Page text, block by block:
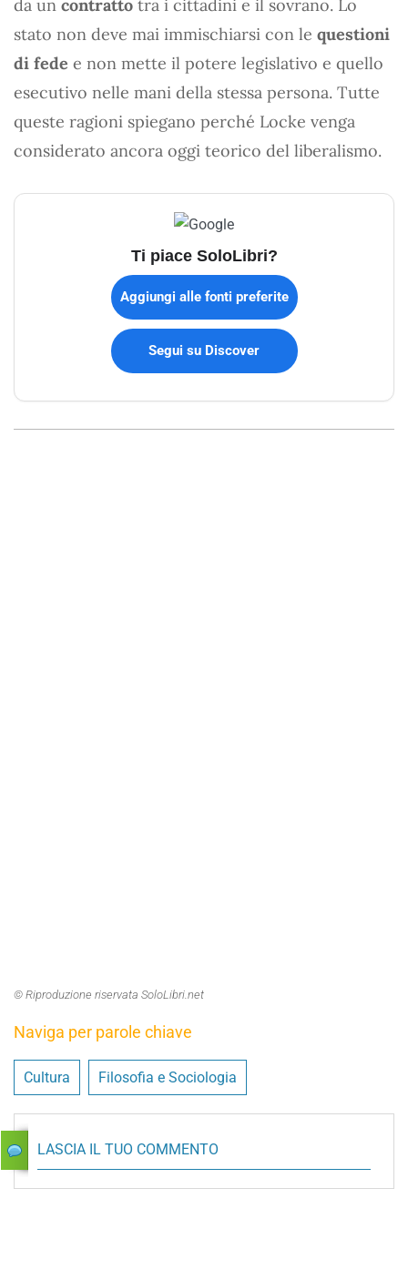
da un contratto tra i cittadini e il sovrano. Lo
stato non deve mai immischiarsi con le questioni
di fede e non mette il potere legislativo e quello
esecutivo nelle mani della stessa persona. Tutte
queste ragioni spiegano perché Locke venga
considerato ancora oggi teorico del liberalismo.
Ti piace SoloLibri?
Aggiungi alle fonti preferite
Segui su Discover
© Riproduzione riservata SoloLibri.net
Naviga per parole chiave
Cultura Filosofia e Sociologia
LASCIA IL TUO COMMENTO